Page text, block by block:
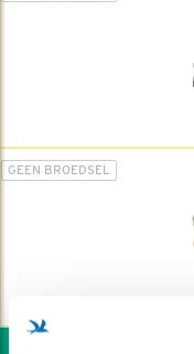
GEEN BROEDSEL